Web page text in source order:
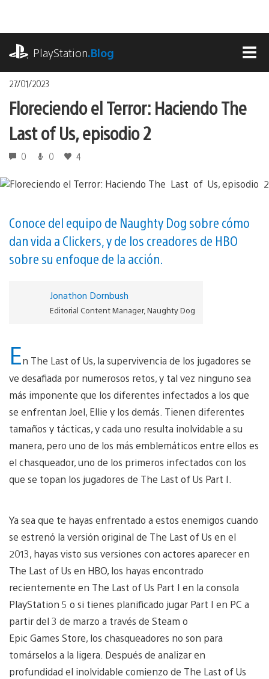
contenido
PlayStation.Blog
27/01/2023
Floreciendo el Terror: Haciendo The
Last of Us, episodio 2
0 0 4
Conoce del equipo de Naughty Dog sobre cómo
dan vida a Clickers, y de los creadores de HBO
sobre su enfoque de la acción.
Jonathon Dornbush
Editorial Content Manager, Naughty Dog
En The Last of Us, la supervivencia de los jugadores se
ve desafiada por numerosos retos, y tal vez ninguno sea
más imponente que los diferentes infectados a los que
se enfrentan Joel, Ellie y los demás. Tienen diferentes
tamaños y tácticas, y cada uno resulta inolvidable a su
manera, pero uno de los más emblemáticos entre ellos es
el chasqueador, uno de los primeros infectados con los
que se topan los jugadores de The Last of Us Part I.
Ya sea que te hayas enfrentado a estos enemigos cuando
se estrenó la versión original de The Last of Us en el
2013, hayas visto sus versiones con actores aparecer en
The Last of Us en HBO, los hayas encontrado
recientemente en The Last of Us Part I en la consola
PlayStation 5 o si tienes planificado jugar Part I en PC a
partir del 3 de marzo a través de Steam o
Epic Games Store, los chasqueadores no son para
tomárselos a la ligera. Después de analizar en
profundidad el inolvidable comienzo de The Last of Us